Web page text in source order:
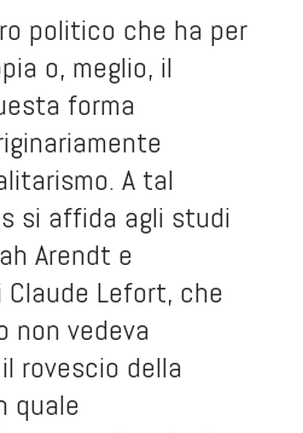
politico che ha per
o, meglio, il
forma
A tal
si affida agli studi
Arendt e
Lefort, che
non vedeva
rovescio della
quale